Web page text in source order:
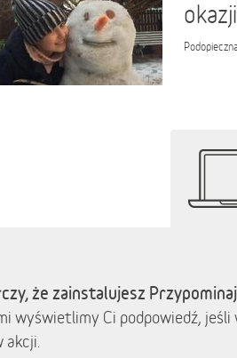
że zainstalujesz
wyświetlimy Ci podpowiedź,
akcji.